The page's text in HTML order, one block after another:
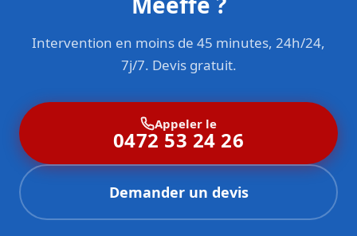
Intervention en moins de 45 minutes, 24h/24,
7j/7. Devis gratuit.
Appeler le
0472 53 24 26
Demander un devis